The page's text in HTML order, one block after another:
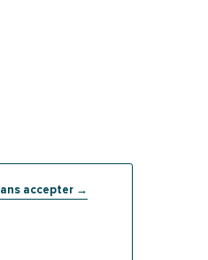
accepter →